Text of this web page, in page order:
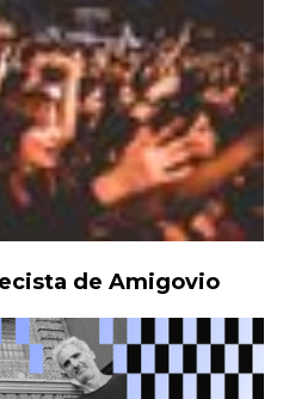
de Amigovio